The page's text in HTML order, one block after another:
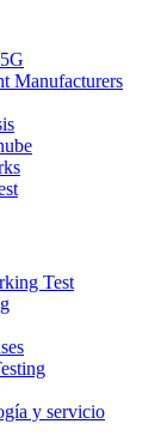
Manufacturers
Test
y servicio